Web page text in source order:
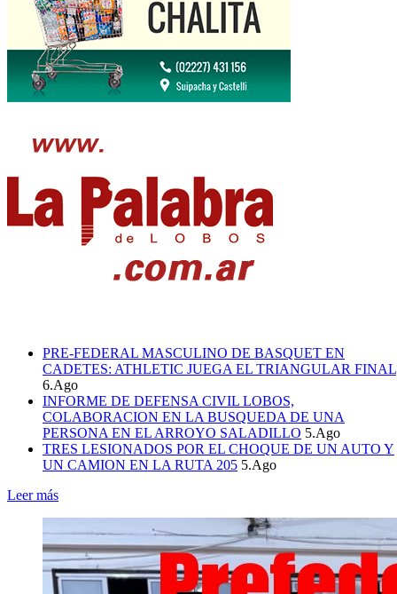
PRE-FEDERAL MASCULINO DE BASQUET EN
CADETES: ATHLETIC JUEGA EL TRIANGULAR FINAL
6.Ago
INFORME DE DEFENSA CIVIL LOBOS,
COLABORACION EN LA BUSQUEDA DE UNA
PERSONA EN EL ARROYO SALADILLO 5.Ago
TRES LESIONADOS POR EL CHOQUE DE UN AUTO Y
UN CAMION EN LA RUTA 205 5.Ago
Leer más